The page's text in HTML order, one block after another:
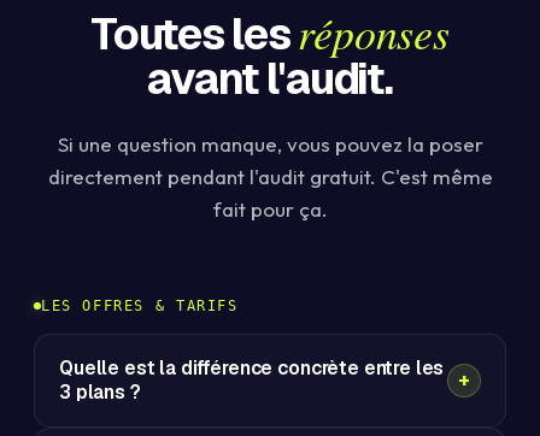
Toutes lesréponses
avant l'audit.
Si une question manque, vous pouvez la poser
directement pendant l'audit gratuit. C'est même
fait pour ça.
LES OFFRES & TARIFS
Quelle est la différence concrète entre les
3 plans ?